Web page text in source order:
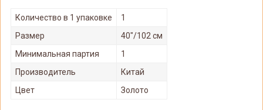
Количество в 1 упаковке
1
Размер
40"/102 см
Минимальная партия
1
Производитель
Китай
Цвет
Золото